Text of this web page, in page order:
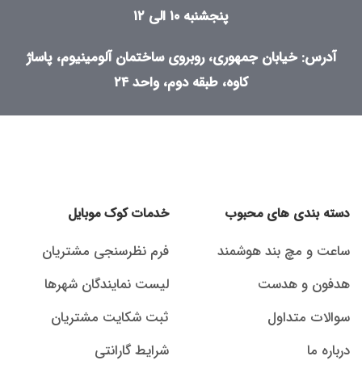
پنجشنبه ۱۰ الی ۱۲
آدرس: خیابان جمهوری، روبروی ساختمان آلومینیوم، پاساژ
کاوه، طبقه دوم، واحد ۲۴
دسته بندی های محبوب
ساعت و مچ بند هوشمند
هدفون و هدست
سوالات متداول
درباره ما
خدمات کوک موبایل
فرم نظرسنجی مشتریان
لیست نمایندگان شهرها
ثبت شکایت مشتریان
شرایط گارانتی